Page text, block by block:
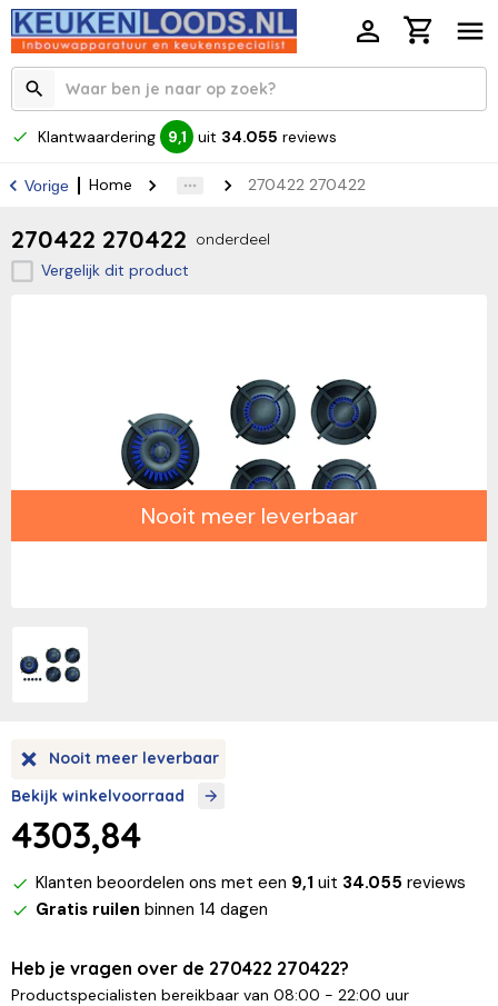
Klantwaardering 9,1 uit 34.055 reviews
Vorige Home 270422 270422
270422 270422 onderdeel
Vergelijk dit product
Nooit meer leverbaar
Nooit meer leverbaar
Bekijk winkelvoorraad
4303,84
Klanten beoordelen ons met een 9,1 uit 34.055 reviews
Gratis ruilen binnen 14 dagen
Heb je vragen over de 270422 270422?
Productspecialisten bereikbaar van 08:00 - 22:00 uur